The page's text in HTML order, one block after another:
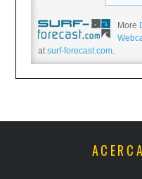
More
atsurf-forecast.com.